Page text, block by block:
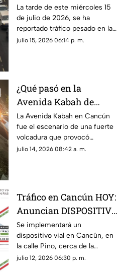
tramo Cancún-Playa
del Carmen? Reportan
tráfico pesado la tarde
de HOY, miércoles 15 de
La tarde de este miércoles 15
de julio de 2026, se ha
reportado tráfico pesado en la
carretera federal 307 tramo
julio 15, 2026 06:14 p. m.
¿Qué pasó en la
Avenida Kabah de
Cancún? Esto se sabe
de la fuerte volcadura
provocada por un auto
de lujo
La Avenida Kabah en Cancún
fue el escenario de una fuerte
volcadura que provocó
congestionamiento vial
julio 14, 2026 08:42 a. m.
Tráfico en Cancún HOY:
Anuncian DISPOSITIVO
VIAL en calle Pino; aquí
las FECHAS de
duración y rutas
ALTERNAS
Se implementará un
dispositivo vial en Cancún, en
la calle Pino, cerca de la
Glorieta del Monumento a la
julio 12, 2026 06:30 p. m.